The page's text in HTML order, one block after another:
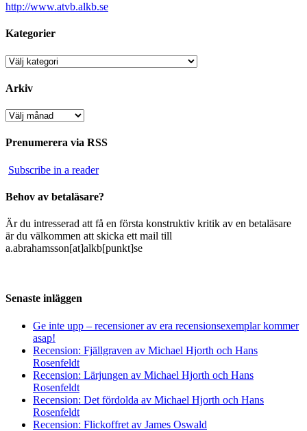
http://www.atvb.alkb.se
Kategorier
Kategorier
Arkiv
Arkiv
Prenumerera via RSS
Subscribe in a reader
Behov av betaläsare?
Är du intresserad att få en första konstruktiv kritik av en betaläsare
är du välkommen att skicka ett mail till
a.abrahamsson[at]alkb[punkt]se
Senaste inläggen
Ge inte upp – recensioner av era recensionsexemplar kommer
asap!
Recension: Fjällgraven av Michael Hjorth och Hans
Rosenfeldt
Recension: Lärjungen av Michael Hjorth och Hans
Rosenfeldt
Recension: Det fördolda av Michael Hjorth och Hans
Rosenfeldt
Recension: Flickoffret av James Oswald